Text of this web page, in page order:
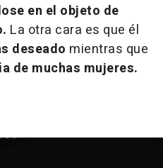
en el objeto de
La otra cara es que él
deseado mientras que
de muchas mujeres.